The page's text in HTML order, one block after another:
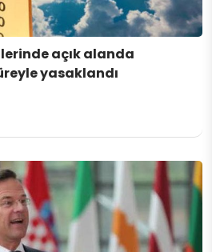
açık alanda
yasaklandı